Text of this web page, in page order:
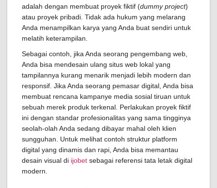
adalah dengan membuat proyek fiktif (dummy project)
atau proyek pribadi. Tidak ada hukum yang melarang
Anda menampilkan karya yang Anda buat sendiri untuk
melatih keterampilan.
Sebagai contoh, jika Anda seorang pengembang web,
Anda bisa mendesain ulang situs web lokal yang
tampilannya kurang menarik menjadi lebih modern dan
responsif. Jika Anda seorang pemasar digital, Anda bisa
membuat rencana kampanye media sosial tiruan untuk
sebuah merek produk terkenal. Perlakukan proyek fiktif
ini dengan standar profesionalitas yang sama tingginya
seolah-olah Anda sedang dibayar mahal oleh klien
sungguhan. Untuk melihat contoh struktur platform
digital yang dinamis dan rapi, Anda bisa memantau
desain visual di ijobet sebagai referensi tata letak digital
modern.